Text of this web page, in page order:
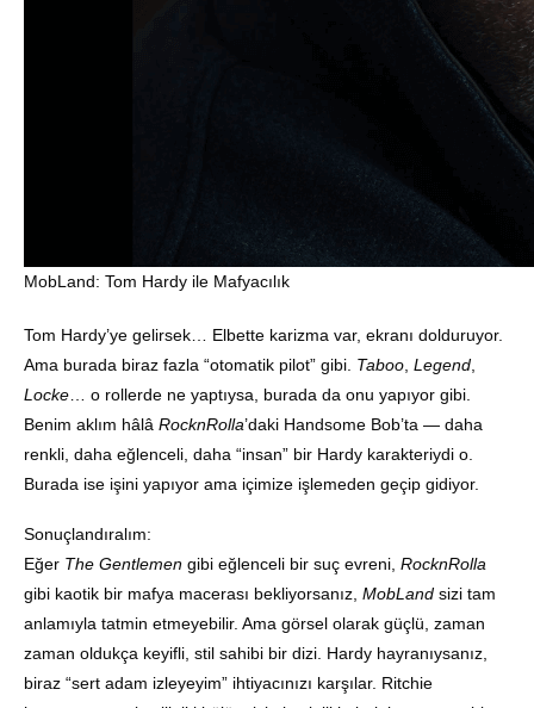
MobLand: Tom Hardy ile Mafyacılık
Tom Hardy’ye gelirsek… Elbette karizma var, ekranı dolduruyor.
Ama burada biraz fazla “otomatik pilot” gibi. Taboo, Legend,
Locke… o rollerde ne yaptıysa, burada da onu yapıyor gibi.
Benim aklım hâlâ RocknRolla’daki Handsome Bob’ta — daha
renkli, daha eğlenceli, daha “insan” bir Hardy karakteriydi o.
Burada ise işini yapıyor ama içimize işlemeden geçip gidiyor.
Sonuçlandıralım:
Eğer The Gentlemen gibi eğlenceli bir suç evreni, RocknRolla
gibi kaotik bir mafya macerası bekliyorsanız, MobLand sizi tam
anlamıyla tatmin etmeyebilir. Ama görsel olarak güçlü, zaman
zaman oldukça keyifli, stil sahibi bir dizi. Hardy hayranıysanız,
biraz “sert adam izleyeyim” ihtiyacınızı karşılar. Ritchie